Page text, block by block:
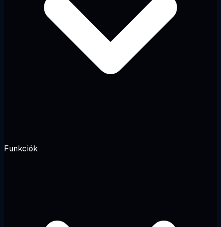
Funkciók